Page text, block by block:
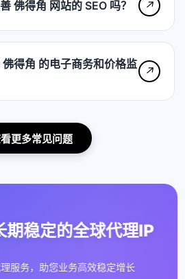
佛得角 网站的 SEO 吗？ ↗
得角 的电子商务和价格监
↗
更多常见问题
期稳定的全球代理IP
服务，助您业务高效稳定增长